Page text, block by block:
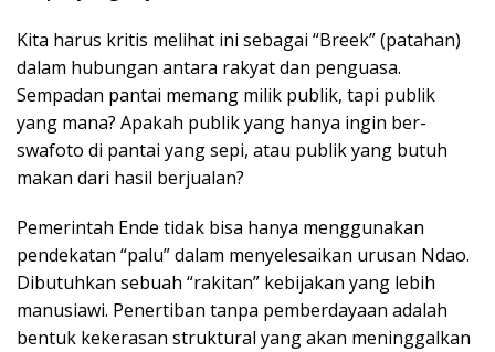
Kita harus kritis melihat ini sebagai “Breek” (patahan)
dalam hubungan antara rakyat dan penguasa.
Sempadan pantai memang milik publik, tapi publik
yang mana? Apakah publik yang hanya ingin ber-
swafoto di pantai yang sepi, atau publik yang butuh
makan dari hasil berjualan?
Pemerintah Ende tidak bisa hanya menggunakan
pendekatan “palu” dalam menyelesaikan urusan Ndao.
Dibutuhkan sebuah “rakitan” kebijakan yang lebih
manusiawi. Penertiban tanpa pemberdayaan adalah
bentuk kekerasan struktural yang akan meninggalkan